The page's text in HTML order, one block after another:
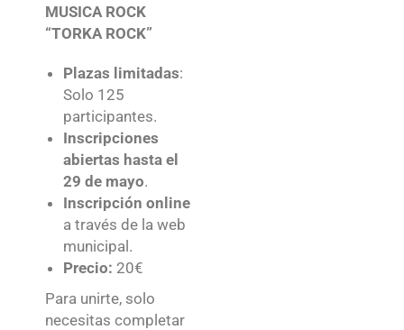
MUSICA ROCK
“TORKA ROCK”
Plazas limitadas:
Solo 125
participantes.
Inscripciones
abiertas hasta el
29 de mayo.
Inscripción online
a través de la web
municipal.
Precio: 20€
Para unirte, solo
necesitas completar